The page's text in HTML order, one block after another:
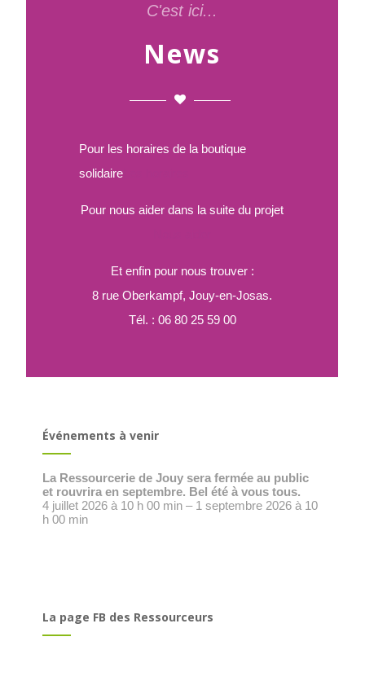
C'est ici...
News
Pour les horaires de la boutique
solidaireLes horaires
Pour nous aider dans la suite du projet
Et enfin pour nous trouver :
8 rue Oberkampf, Jouy-en-Josas.
Tél. : 06 80 25 59 00
Événements à venir
La Ressourcerie de Jouy sera fermée au public
et rouvrira en septembre. Bel été à vous tous.
4 juillet 2026 à 10 h 00 min – 1 septembre 2026 à 10
h 00 min
La page FB des Ressourceurs